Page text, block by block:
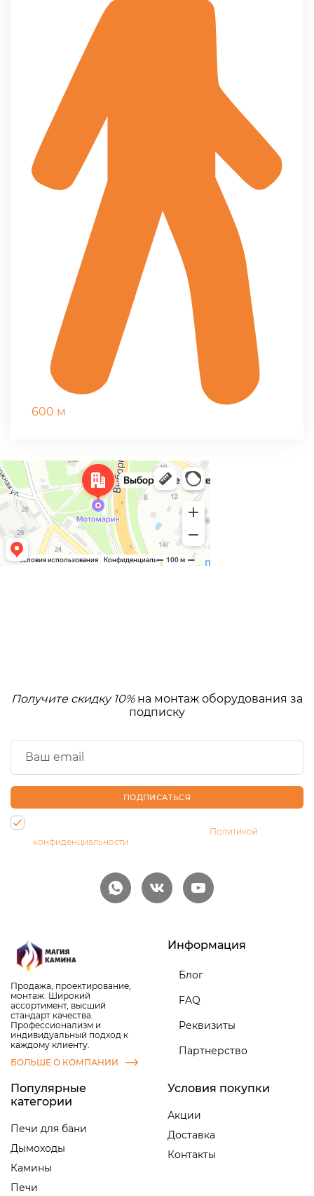
600 м
Получите скидку 10%на монтаж оборудования за
подписку
ПОДПИСАТЬСЯ
Политикой
конфиденциальности
Продажа, проектирование,
монтаж. Широкий
ассортимент, высший
стандарт качества.
Профессионализм и
индивидуальный подход к
каждому клиенту.
БОЛЬШЕ О КОМПАНИИ
Информация
Блог
FAQ
Реквизиты
Партнерство
Популярные
категории
Печи для бани
Дымоходы
Камины
Печи
Условия покупки
Акции
Доставка
Контакты